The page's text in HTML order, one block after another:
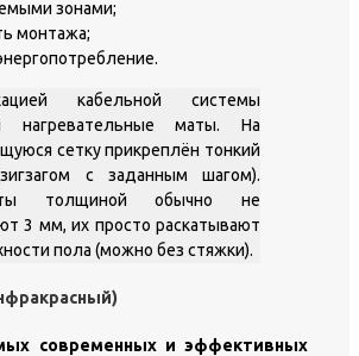
зонами;
монтажа;
кабельной системы
нагревательные маты. На
сетку прикреплён тонкий
с заданным шагом).
толщиной обычно не
3 мм, их просто раскатывают
пола (можно без стяжки).
современных и эффективных